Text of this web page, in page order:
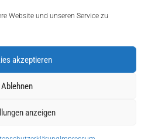
Website und unseren Service zu
akzeptieren
Ablehnen
anzeigen